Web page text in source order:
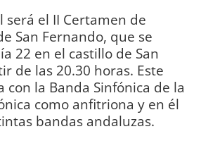
será el II Certamen de
San Fernando, que se
22 en el castillo de San
de las 20.30 horas. Este
la Banda Sinfónica de la
como anfitriona y en él
bandas andaluzas.